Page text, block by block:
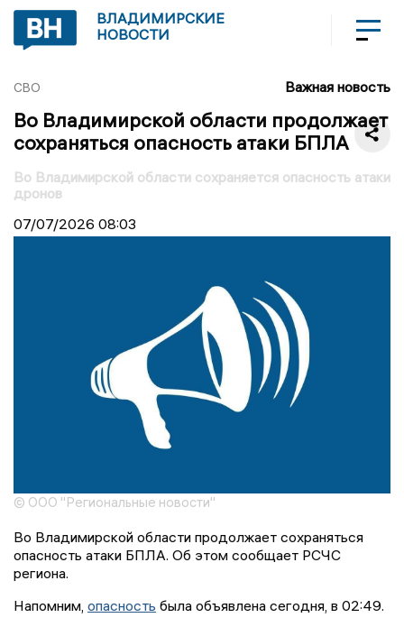
ВЛАДИМИРСКИЕ
НОВОСТИ
СВО Важная новость
Во Владимирской области продолжает
сохраняться опасность атаки БПЛА
Во Владимирской области сохраняется опасность атаки
дронов
07/07/2026 08:03
© ООО "Региональные новости"
Во Владимирской области продолжает сохраняться
опасность атаки БПЛА. Об этом сообщает РСЧС
региона.
Напомним, опасность была объявлена сегодня, в 02:49.